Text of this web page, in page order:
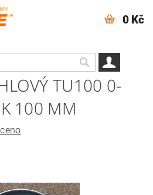
0 Kč
TU100 0-
100 MM